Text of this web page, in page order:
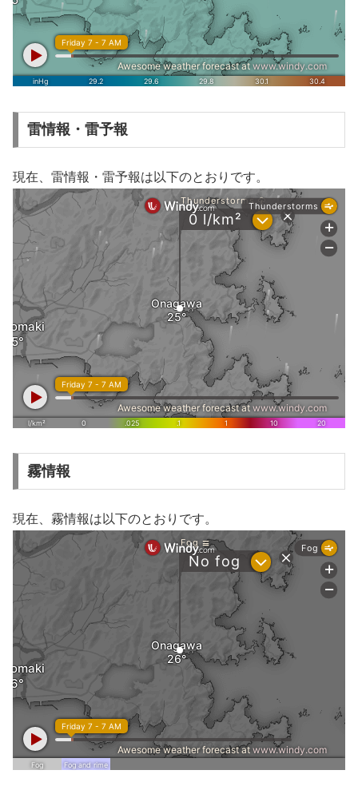
雷情報・雷予報
現在、雷情報・雷予報は以下のとおりです。
霧情報
現在、霧情報は以下のとおりです。